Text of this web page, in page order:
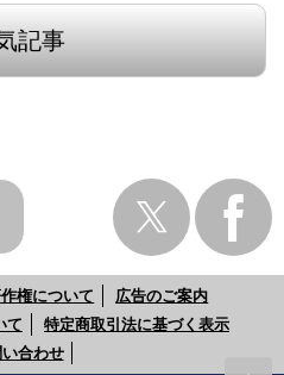
記事
権について
広告のご案内
て
特定商取引法に基づく表示
合わせ